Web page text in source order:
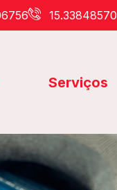
15.33848570
Serviços